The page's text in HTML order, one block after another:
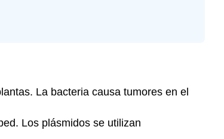
La bacteria causa tumores en el
Los plásmidos se utilizan